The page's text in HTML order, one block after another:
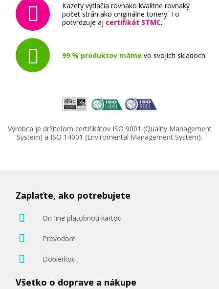
Kazety vytlačia rovnako kvalitne rovnaký
počet strán ako originálne tonery. To
potvrdzuje aj certifikát STMC.
99 % produktov máme vo svojich skladoch
Výrobca je držiteľom certifikátov ISO 9001 (Quality Management
System) a ISO 14001 (Enviromental Management System).
Zaplaťte, ako potrebujete
On-line platobnou kartou
Prevodom
Dobierkou
Všetko o doprave a nákupe